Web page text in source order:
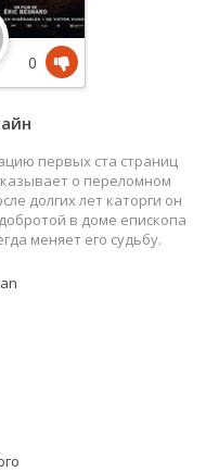
первых ста страниц
о переломном
долгих лет каторги он
в доме епископа
меняет его судьбу.
0